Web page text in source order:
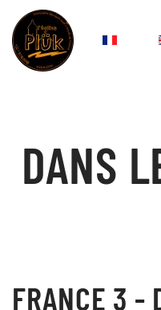
Accéder au contenu
DANS
FRANCE 3 -